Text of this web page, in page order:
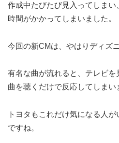
作成中たびたび見入ってしま
時間がかかってしまいました。
今回の新CMは、やはりディズ
有名な曲が流れると、テレビを
曲を聴くだけで反応してしまい
トヨタもこれだけ気になる人
ですね。